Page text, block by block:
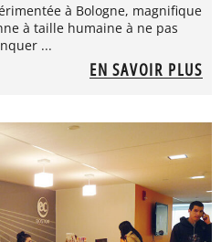
à Bologne, magnifique
à taille humaine à ne pas
...
EN SAVOIR PLUS